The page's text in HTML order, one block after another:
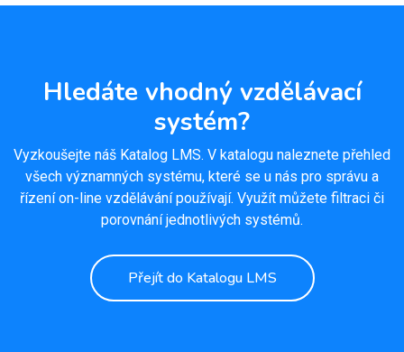
Hledáte vhodný vzdělávací
systém?
Vyzkoušejte náš Katalog LMS. V katalogu naleznete přehled
všech významných systému, které se u nás pro správu a
řízení on-line vzdělávání používají. Využít můžete filtraci či
porovnání jednotlivých systémů.
Přejít do Katalogu LMS